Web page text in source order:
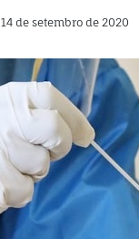
14 de setembro de 2020